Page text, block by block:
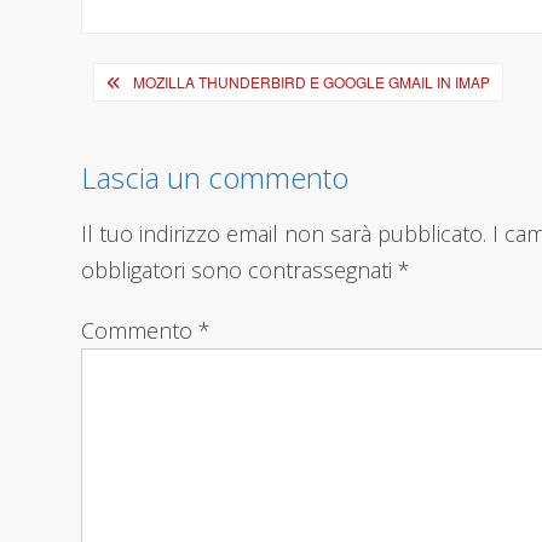
Navigazione
MOZILLA THUNDERBIRD E GOOGLE GMAIL IN IMAP
Lascia un commento
Il tuo indirizzo email non sarà pubblicato. I
obbligatori sono contrassegnati*
Commento*